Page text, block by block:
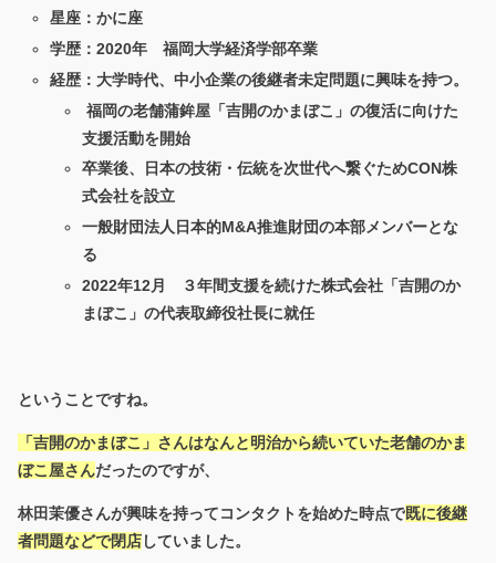
星座：かに座
学歴：2020年 福岡大学経済学部卒業
経歴：大学時代、中小企業の後継者未定問題に興味を持つ。
福岡の老舗蒲鉾屋「吉開のかまぼこ」の復活に向けた
支援活動を開始
卒業後、日本の技術・伝統を次世代へ繋ぐためCON株
式会社を設立
一般財団法人日本的M&A推進財団の本部メンバーとな
る
2022年12月 ３年間支援を続けた株式会社「吉開のか
まぼこ」の代表取締役社長に就任
ということですね。
「吉開のかまぼこ」さんはなんと明治から続いていた老舗のかま
ぼこ屋さんだったのですが、
林田茉優さんが興味を持ってコンタクトを始めた時点で既に後継
者問題などで閉店していました。